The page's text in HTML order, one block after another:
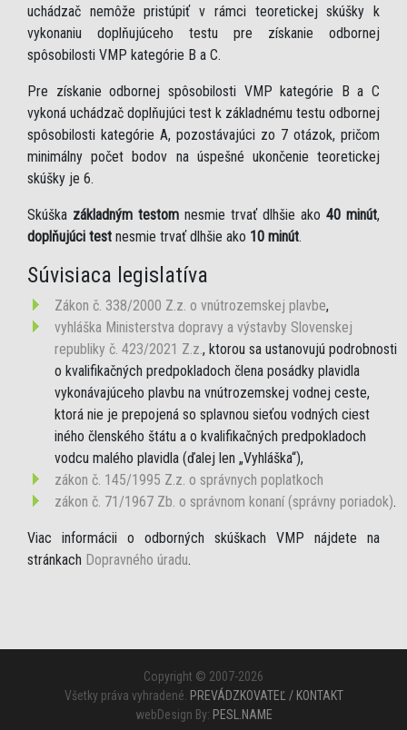
uchádzač nemôže pristúpiť v rámci teoretickej skúšky k
vykonaniu doplňujúceho testu pre získanie odbornej
spôsobilosti VMP kategórie B a C.
Pre získanie odbornej spôsobilosti VMP kategórie B a C
vykoná uchádzač doplňujúci test k základnému testu odbornej
spôsobilosti kategórie A, pozostávajúci zo 7 otázok, pričom
minimálny počet bodov na úspešné ukončenie teoretickej
skúšky je 6.
Skúška základným testom nesmie trvať dlhšie ako 40 minút,
doplňujúci test nesmie trvať dlhšie ako 10 minút.
Súvisiaca legislatíva
Zákon č. 338/2000 Z.z. o vnútrozemskej plavbe,
vyhláška Ministerstva dopravy a výstavby Slovenskej
republiky č. 423/2021 Z.z., ktorou sa ustanovujú podrobnosti
o kvalifikačných predpokladoch člena posádky plavidla
vykonávajúceho plavbu na vnútrozemskej vodnej ceste,
ktorá nie je prepojená so splavnou sieťou vodných ciest
iného členského štátu a o kvalifikačných predpokladoch
vodcu malého plavidla (ďalej len „Vyhláška“),
zákon č. 145/1995 Z.z. o správnych poplatkoch
zákon č. 71/1967 Zb. o správnom konaní (správny poriadok).
Viac informácii o odborných skúškach VMP nájdete na
stránkach Dopravného úradu.
Copyright © 2007-2026
Všetky práva vyhradené. PREVÁDZKOVATEĽ / KONTAKT
webDesign By: PESL.NAME